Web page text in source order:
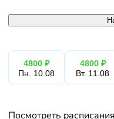
4800 ₽
Пн. 10.08
4800 ₽
Вт. 11.08
Посмотреть